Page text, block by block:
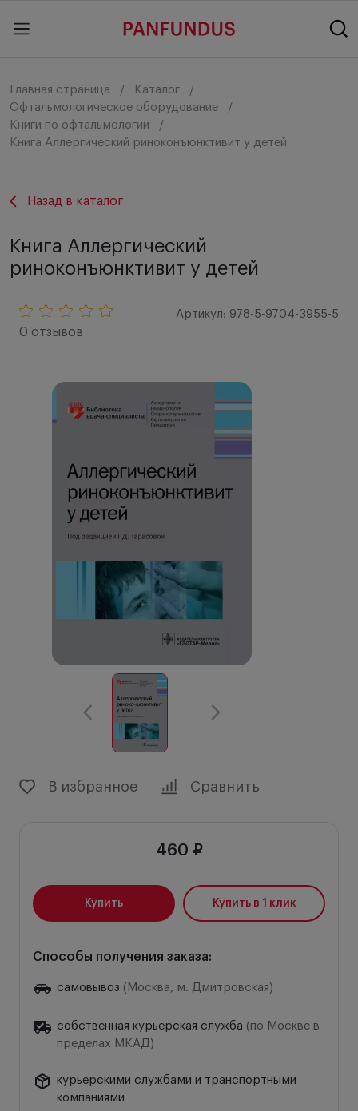
Главная страница
Каталог
Офтальмологическое оборудование
Книги по офтальмологии
Книга Аллергический риноконъюнктивит у детей
Назад в каталог
Книга Аллергический
риноконъюнктивит у детей
0 отзывов
Артикул: 978-5-9704-3955-5
В избранное Сравнить
460 ₽
Купить Купить в 1 клик
Способы получения заказа:
самовывоз (Москва, м. Дмитровская)
собственная курьерская служба (по Москве в
пределах МКАД)
курьерскими службами и транспортными
компаниями